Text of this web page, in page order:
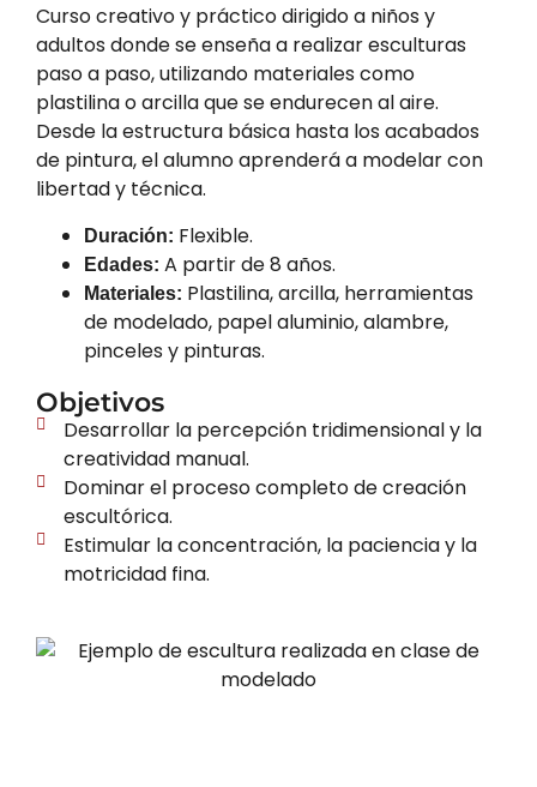
Curso creativo y práctico dirigido a niños y
adultos donde se enseña a realizar esculturas
paso a paso, utilizando materiales como
plastilina o arcilla que se endurecen al aire.
Desde la estructura básica hasta los acabados
de pintura, el alumno aprenderá a modelar con
libertad y técnica.
Duración: Flexible.
Edades: A partir de 8 años.
Materiales: Plastilina, arcilla, herramientas
de modelado, papel aluminio, alambre,
pinceles y pinturas.
Objetivos
Desarrollar la percepción tridimensional y la
creatividad manual.
Dominar el proceso completo de creación
escultórica.
Estimular la concentración, la paciencia y la
motricidad fina.